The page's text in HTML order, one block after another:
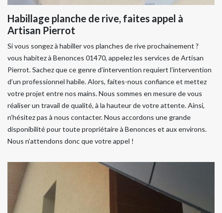
Habillage planche de rive, faites appel à
Artisan Pierrot
Si vous songez à habiller vos planches de rive prochainement ?
vous habitez à Benonces 01470, appelez les services de Artisan
Pierrot. Sachez que ce genre d’intervention requiert l’intervention
d’un professionnel habile. Alors, faites-nous confiance et mettez
votre projet entre nos mains. Nous sommes en mesure de vous
réaliser un travail de qualité, à la hauteur de votre attente. Ainsi,
n’hésitez pas à nous contacter. Nous accordons une grande
disponibilité pour toute propriétaire à Benonces et aux environs.
Nous n’attendons donc que votre appel !